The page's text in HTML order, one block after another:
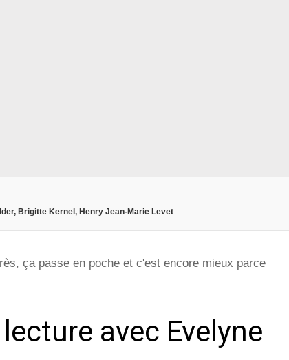
Brigitte Kernel, Henry Jean-Marie Levet
ça passe en poche et c'est encore mieux parce
avec Evelyne